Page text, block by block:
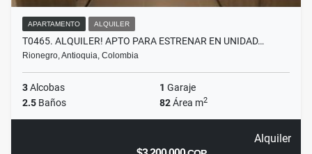
APARTAMENTO ALQUILER
T0465. ALQUILER! APTO PARA ESTRENAR EN UNIDAD…
Rionegro, Antioquia, Colombia
3Alcobas 1 Garaje
2.5 Baños 82Área m2
Alquiler